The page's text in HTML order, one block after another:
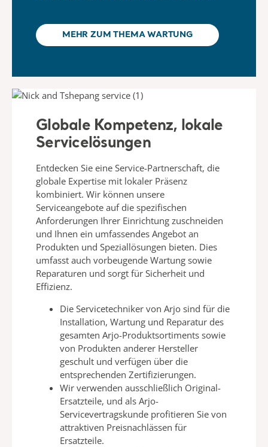
MEHR ZUM THEMA WARTUNG
Globale Kompetenz, lokale
Servicelösungen​
Entdecken Sie eine Service-Partnerschaft, die
globale Expertise mit lokaler Präsenz
kombiniert. Wir können unsere
Serviceangebote auf die spezifischen
Anforderungen Ihrer Einrichtung zuschneiden
und Ihnen ein umfassendes Angebot an
Produkten und Speziallösungen bieten. Dies
umfasst auch vorbeugende Wartung sowie
Reparaturen und sorgt für Sicherheit und
Effizienz.
Die Servicetechniker von Arjo sind für die
Installation, Wartung und Reparatur des
gesamten Arjo-Produktsortiments sowie
von Produkten anderer Hersteller
geschult und verfügen über die
entsprechenden Zertifizierungen.
Wir verwenden ausschließlich Original-
Ersatzteile, und als Arjo-
Servicevertragskunde profitieren Sie von
attraktiven Preisnachlässen für
Ersatzteile.